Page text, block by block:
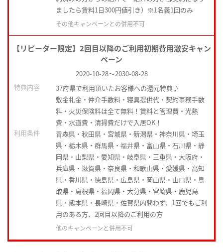
ましたら賃料1日300円値引き）※1名義1回のみ
その他キャンペーンとの併用不可
【リピーター限定】2回目以降のご利用初期費用激安キャン
ペーン
2020-10-28～2030-08-28
特典内容
37府県で利用頂いたお客様への還元特典♪
敷金礼金・仲介手数料・寝具提供代・契約事務手数
料・火災保険料は全て無料！賃料と管理費・光熱
費・水道費・清掃費だけで入居OK！
利用条件
青森県・秋田県・宮城県・新潟県・神奈川県・埼玉
県・栃木県・群馬県・福井県・富山県・石川県・静
岡県・山梨県・愛知県・岐阜県・三重県・大阪府・
兵庫県・滋賀県・奈良県・和歌山県・愛媛県・高知
県・香川県・徳島県・広島県・岡山県・山口県・鳥
取県・島根県・福岡県・大分県・宮崎県・鹿児島
県・熊本県・長崎県・佐賀県内問わず、1回でもご利
用のある方、2回目以降のご利用の方
他のキャンペーンと併用不可